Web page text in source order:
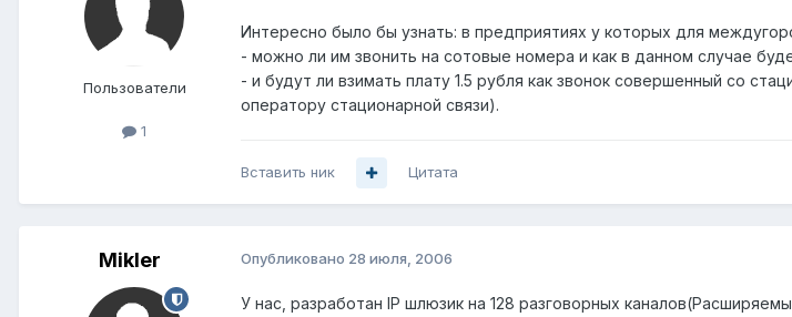
Пользователи
1
Интересно было бы узнать: в предприятиях у которых для
- можно ли им звонить на сотовые номера и как в данном случае
- и будут ли взимать плату 1.5 рубля как звонок совершенный со
оператору стационарной связи).
Вставить ник Цитата
Mikler Опубликовано 28 июля, 2006
У нас, разработан IP шлюзик на 128 разговорных